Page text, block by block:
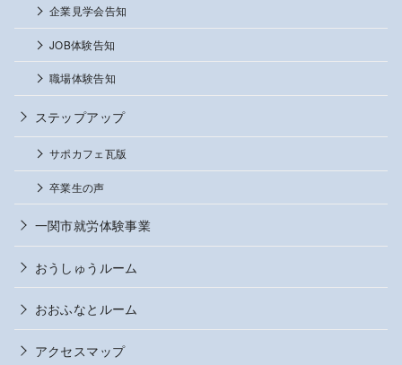
企業見学会告知
JOB体験告知
職場体験告知
ステップアップ
サポカフェ瓦版
卒業生の声
一関市就労体験事業
おうしゅうルーム
おおふなとルーム
アクセスマップ